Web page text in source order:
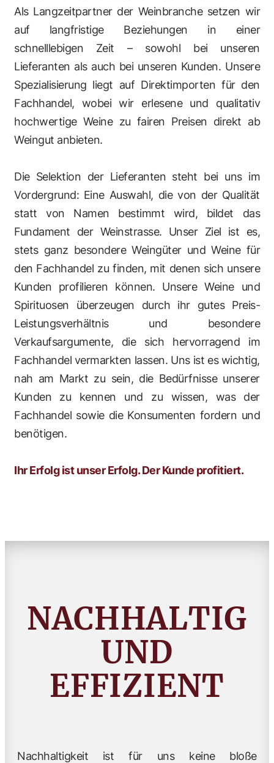
Als Langzeitpartner der Weinbranche setzen wir
auf langfristige Beziehungen in einer
schnelllebigen Zeit – sowohl bei unseren
Lieferanten als auch bei unseren Kunden. Unsere
Spezialisierung liegt auf Direktimporten für den
Fachhandel, wobei wir erlesene und qualitativ
hochwertige Weine zu fairen Preisen direkt ab
Weingut anbieten.
Die Selektion der Lieferanten steht bei uns im
Vordergrund: Eine Auswahl, die von der Qualität
statt von Namen bestimmt wird, bildet das
Fundament der Weinstrasse. Unser Ziel ist es,
stets ganz besondere Weingüter und Weine für
den Fachhandel zu finden, mit denen sich unsere
Kunden profilieren können. Unsere Weine und
Spirituosen überzeugen durch ihr gutes Preis-
Leistungsverhältnis und besondere
Verkaufsargumente, die sich hervorragend im
Fachhandel vermarkten lassen. Uns ist es wichtig,
nah am Markt zu sein, die Bedürfnisse unserer
Kunden zu kennen und zu wissen, was der
Fachhandel sowie die Konsumenten fordern und
benötigen.
Ihr Erfolg ist unser Erfolg. Der Kunde profitiert.
NACHHALTIG
UND
EFFIZIENT
Nachhaltigkeit ist für uns keine bloße